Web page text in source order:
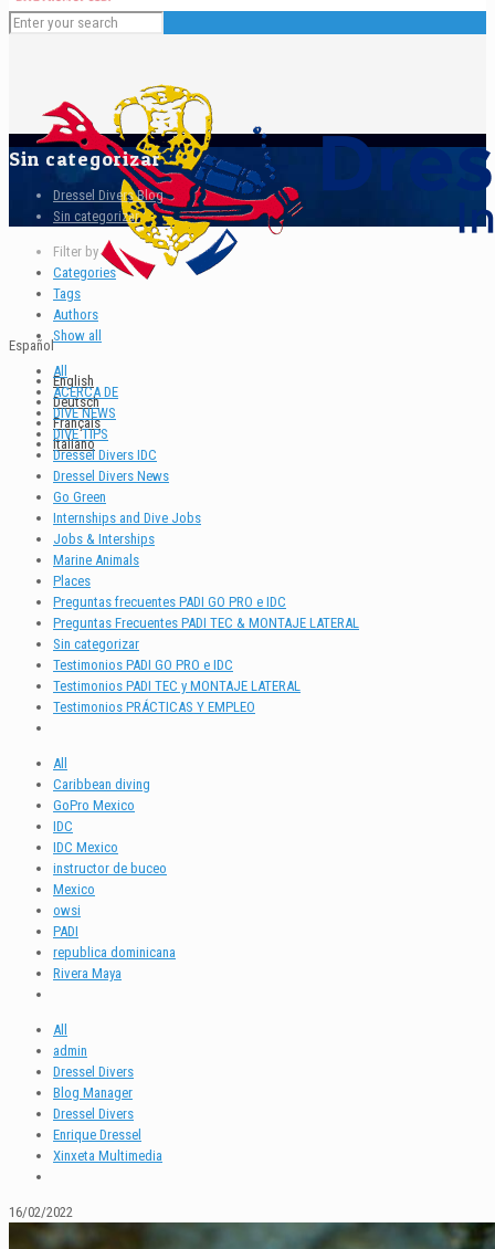
Español
English
Deutsch
Français
Italiano
Sin categorizar
Dressel Divers Blog
Sin categorizar
Filter by
Categories
Tags
Authors
Show all
All
ACERCA DE
DIVE NEWS
DIVE TIPS
Dressel Divers IDC
Dressel Divers News
Go Green
Internships and Dive Jobs
Jobs & Interships
Marine Animals
Places
Preguntas frecuentes PADI GO PRO e IDC
Preguntas Frecuentes PADI TEC & MONTAJE LATERAL
Sin categorizar
Testimonios PADI GO PRO e IDC
Testimonios PADI TEC y MONTAJE LATERAL
Testimonios PRÁCTICAS Y EMPLEO
All
Caribbean diving
GoPro Mexico
IDC
IDC Mexico
instructor de buceo
Mexico
owsi
PADI
republica dominicana
Rivera Maya
All
admin
Dressel Divers
Blog Manager
Dressel Divers
Enrique Dressel
Xinxeta Multimedia
16/02/2022